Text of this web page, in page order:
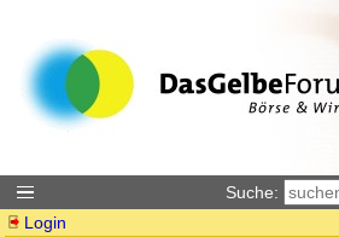
Suche:
Login